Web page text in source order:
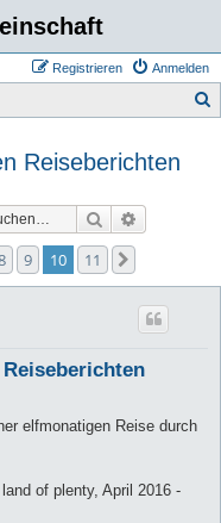
Anmelden
Registrieren
Reiseberichten
Suche
9 10 11
elfmonatigen Reise durch
land of plenty, April 2016 -